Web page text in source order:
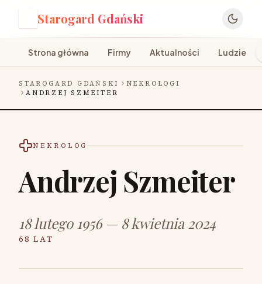
Starogard Gdański
Strona główna Firmy Aktualności Ludzie
STAROGARD GDAŃSKI
NEKROLOGI
ANDRZEJ SZMEITER
NEKROLOG
Andrzej Szmeiter
18 lutego 1956 — 8 kwietnia 2024
68 LAT